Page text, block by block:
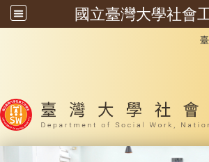
國立臺灣大學社會